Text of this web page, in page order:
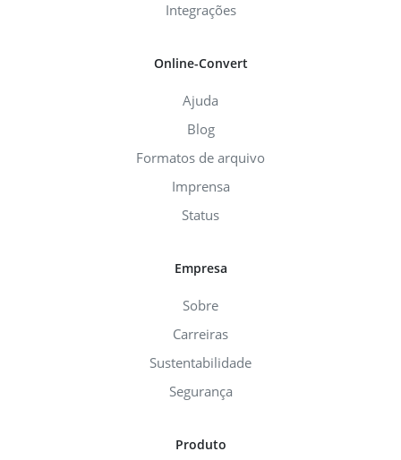
Integrações
Online-Convert
Ajuda
Blog
Formatos de arquivo
Imprensa
Status
Empresa
Sobre
Carreiras
Sustentabilidade
Segurança
Produto